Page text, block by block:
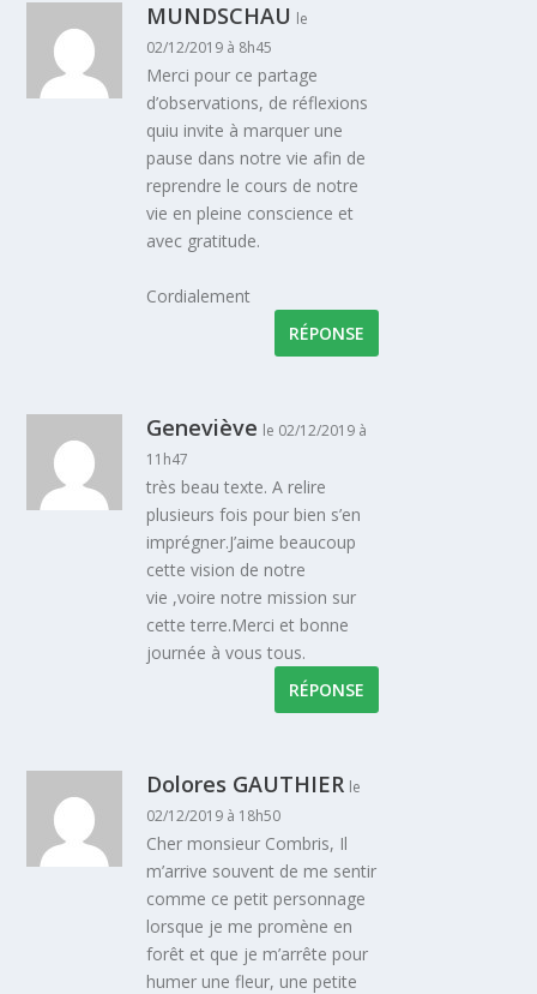
MUNDSCHAU le
02/12/2019 à 8h45
Merci pour ce partage
d’observations, de réflexions
quiu invite à marquer une
pause dans notre vie afin de
reprendre le cours de notre
vie en pleine conscience et
avec gratitude.
Cordialement
RÉPONSE
Geneviève le 02/12/2019 à
11h47
très beau texte. A relire
plusieurs fois pour bien s’en
imprégner.J’aime beaucoup
cette vision de notre
vie ,voire notre mission sur
cette terre.Merci et bonne
journée à vous tous.
RÉPONSE
Dolores GAUTHIER le
02/12/2019 à 18h50
Cher monsieur Combris, Il
m’arrive souvent de me sentir
comme ce petit personnage
lorsque je me promène en
forêt et que je m’arrête pour
humer une fleur, une petite